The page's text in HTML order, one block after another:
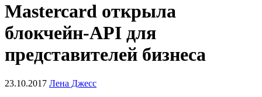
Mastercard открыла
блокчейн-API для
представителей бизнеса
23.10.2017 Лена Джесс